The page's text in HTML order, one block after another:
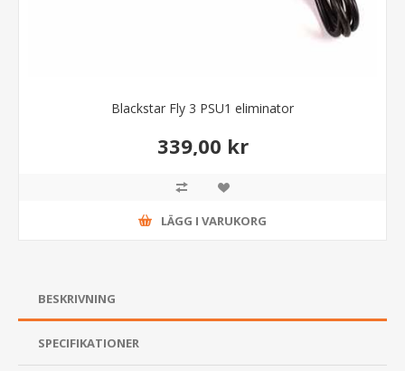
Blackstar Fly 3 PSU1 eliminator
339,00 kr
LÄGG I VARUKORG
BESKRIVNING
SPECIFIKATIONER